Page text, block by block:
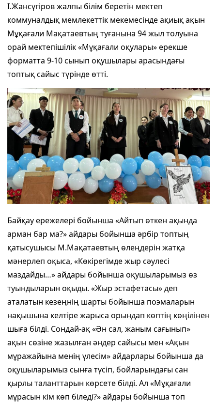
І.Жансүгіров жалпы білім беретін мектеп
коммуналдық мемлекеттік мекемесінде ақиық ақын
Мұқағали Мақатаевтың туғанына 94 жыл толуына
орай мектепішілік «Мұқағали оқулары» ерекше
форматта 9-10 сынып оқушылары арасындағы
топтық сайыс түрінде өтті.
Байқау ережелері бойынша «Айтып өткен ақында
арман бар ма?» айдары бойынша әрбір топтың
қатысушысы М.Мақатаевтың өлеңдерін жатқа
мәнерлеп оқыса, «Көкірегімде жыр сәулесі
маздайды…» айдары бойынша оқушыларымыз өз
туындыларын оқыды. «Жыр эстафетасы» деп
аталатын кезеңнің шарты бойынша поэмаларын
нақышына келтіре жарыса орындап көптің көңілінен
шыға білді. Сондай-ақ «Ән сал, жаным сағынып»
ақын сөзіне жазылған әндер сайысы мен «Ақын
мұражайына менің үлесім» айдарлары бойынша да
оқушыларымыз сынға түсіп, бойларындағы сан
қырлы таланттарын көрсете білді. Ал «Мұқағали
мұрасын кім көп біледі?» айдары бойынша топ